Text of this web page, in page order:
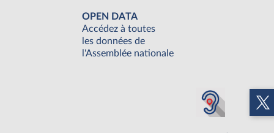
OPEN DATA
Accédez à toutes
les données de
l'Assemblée nationale